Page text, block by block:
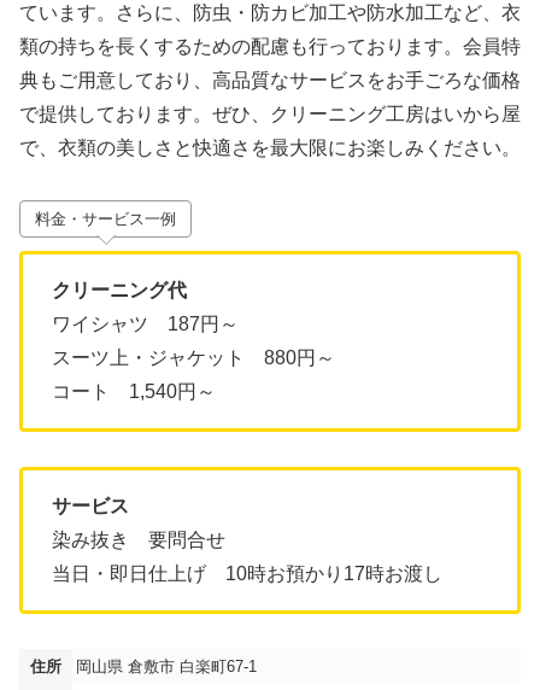
ています。さらに、防虫・防カビ加工や防水加工など、衣
類の持ちを長くするための配慮も行っております。会員特
典もご用意しており、高品質なサービスをお手ごろな価格
で提供しております。ぜひ、クリーニング工房はいから屋
で、衣類の美しさと快適さを最大限にお楽しみください。
料金・サービス一例
クリーニング代
ワイシャツ 187円～
スーツ上・ジャケット 880円～
コート 1,540円～
サービス
染み抜き 要問合せ
当日・即日仕上げ 10時お預かり17時お渡し
住所
岡山県 倉敷市 白楽町67-1